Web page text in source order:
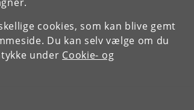
cookies, som kan blive gemt
Du kan selv vælge om du
under Cookie- og